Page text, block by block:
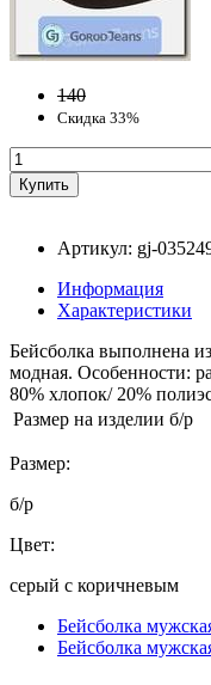
140
Скидка 33%
Артикул: gj-
Информация
Характеристики
Бейсболка выполнена
модная. Особенности:
80% хлопок/ 20%
Размер на изделии б/р
Размер:
б/р
Цвет:
серый с коричневым
Бейсболка
Бейсболка